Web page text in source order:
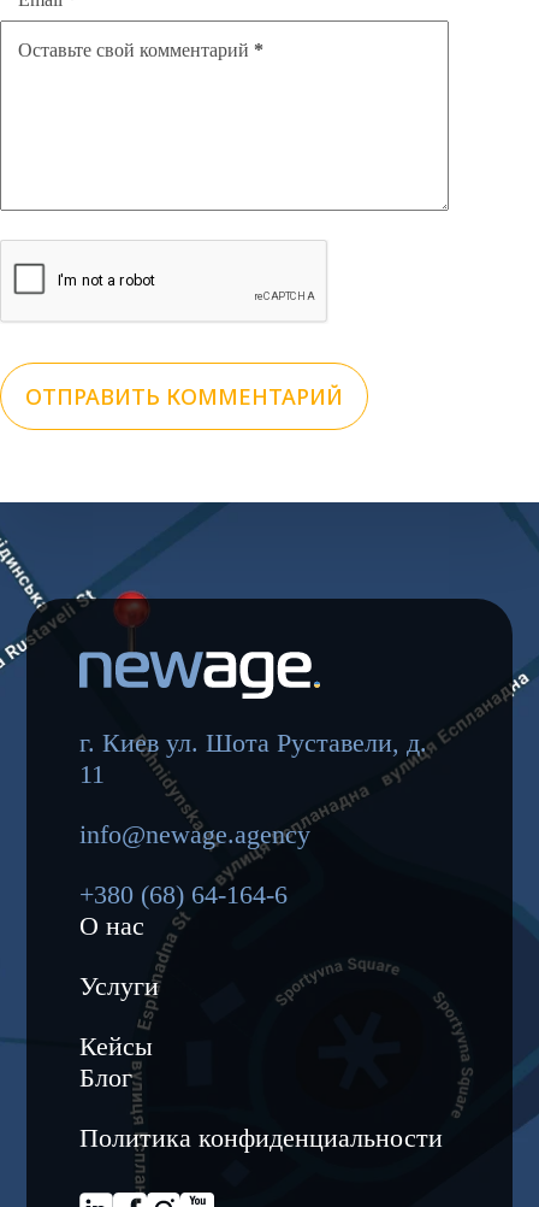
Оставьте свой комментарий *
ОТПРАВИТЬ КОММЕНТАРИЙ
г. Киев ул. Шота Руставели, д.
11
info@newage.agency
+380 (68) 64-164-6
О нас
Услуги
Кейсы
Блог
Политика конфиденциальности